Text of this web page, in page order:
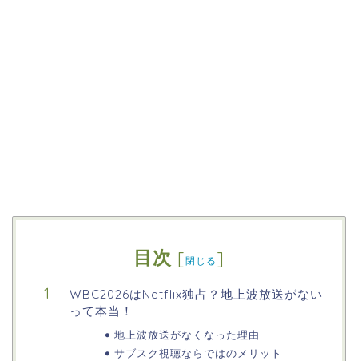
目次 [閉じる ]
WBC2026はNetflix独占？地上波放送がない
って本当！
地上波放送がなくなった理由
サブスク視聴ならではのメリット